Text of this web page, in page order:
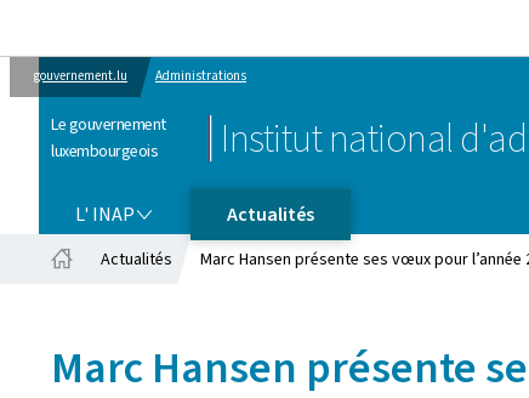
gouvernement.lu Administrations
Le gouvernement
luxembourgeois
Institut national
L' INAP
Actualités
Actualités Marc Hansen présente ses vœux pour l’année
Marc Hansen présente